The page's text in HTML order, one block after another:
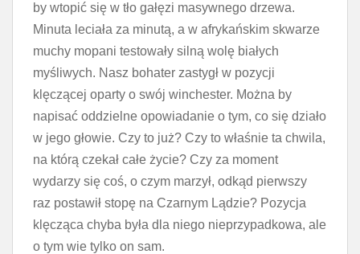
by wtopić się w tło gałęzi masywnego drzewa.
Minuta leciała za minutą, a w afrykańskim skwarze
muchy mopani testowały silną wolę białych
myśliwych. Nasz bohater zastygł w pozycji
klęczącej oparty o swój winchester. Można by
napisać oddzielne opowiadanie o tym, co się działo
w jego głowie. Czy to już? Czy to właśnie ta chwila,
na którą czekał całe życie? Czy za moment
wydarzy się coś, o czym marzył, odkąd pierwszy
raz postawił stopę na Czarnym Lądzie? Pozycja
klęcząca chyba była dla niego nieprzypadkowa, ale
o tym wie tylko on sam.